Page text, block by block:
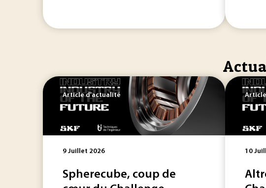
Article d'actualité
9 Juillet 2026
Spherecube, coup de
10